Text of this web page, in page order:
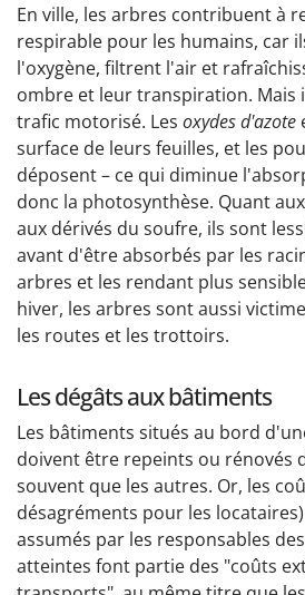
En ville, les arbres contribuent à
respirable pour les humains, car
l'oxygène, filtrent l'air et
ombre et leur transpiration. Mais
trafic motorisé. Les oxydes d'azote
surface de leurs feuilles, et les
déposent – ce qui diminue
donc la photosynthèse. Quant
aux dérivés du soufre, ils sont
avant d'être absorbés par les
arbres et les rendant plus
hiver, les arbres sont aussi
les routes et les trottoirs.
Les dégâts aux bâtiments
Les bâtiments situés au bord
doivent être repeints ou rénovés
souvent que les autres. Or, les
désagréments pour les
assumés par les responsables
atteintes font partie des "coûts